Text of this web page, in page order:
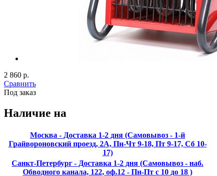
2 860 р.
Сравнить
Под заказ
Наличие на
Москва - Доставка 1-2 дня (Самовывоз - 1-й
Грайвороновский проезд, 2А, Пн-Чт 9-18, Пт 9-17, Сб 10-
17)
Санкт-Петербург - Доставка 1-2 дня (Самовывоз - наб.
Обводного канала, 122, оф.12 - Пн-Пт с 10 до 18 )